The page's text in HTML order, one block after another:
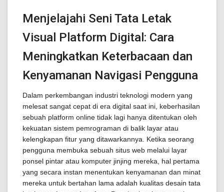
Menjelajahi Seni Tata Letak
Visual Platform Digital: Cara
Meningkatkan Keterbacaan dan
Kenyamanan Navigasi Pengguna
Dalam perkembangan industri teknologi modern yang
melesat sangat cepat di era digital saat ini, keberhasilan
sebuah platform online tidak lagi hanya ditentukan oleh
kekuatan sistem pemrograman di balik layar atau
kelengkapan fitur yang ditawarkannya. Ketika seorang
pengguna membuka sebuah situs web melalui layar
ponsel pintar atau komputer jinjing mereka, hal pertama
yang secara instan menentukan kenyamanan dan minat
mereka untuk bertahan lama adalah kualitas desain tata